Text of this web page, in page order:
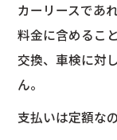
カーリースであ
料金に含めるこ
交換、車検に対
ん。
支払いは定額な